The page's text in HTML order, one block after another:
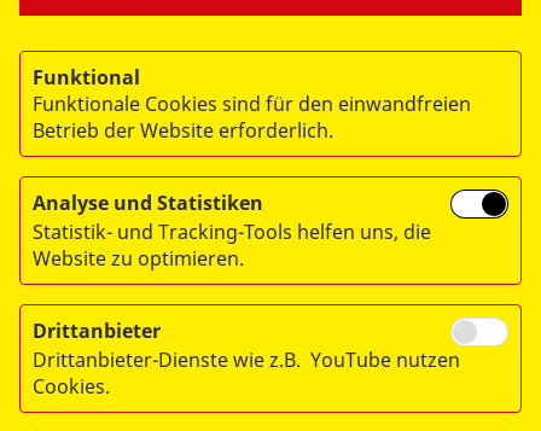
© 2026 ASB Deutschland e.V.
Datenschutz
Impressum
RITA
Funktional
Funktionale Cookies sind für den einwandfreien
Betrieb der Website erforderlich.
Analyse und Statistiken
Statistik- und Tracking-Tools helfen uns, die
Website zu optimieren.
Drittanbieter
Drittanbieter-Dienste wie z.B. YouTube nutzen
Cookies.